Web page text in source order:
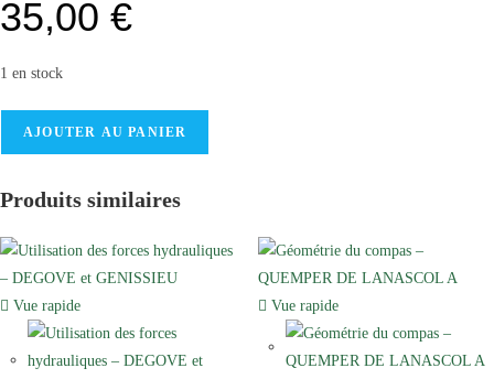
35,00 €
1 en stock
AJOUTER AU PANIER
Produits similaires
Vue rapide Vue rapide